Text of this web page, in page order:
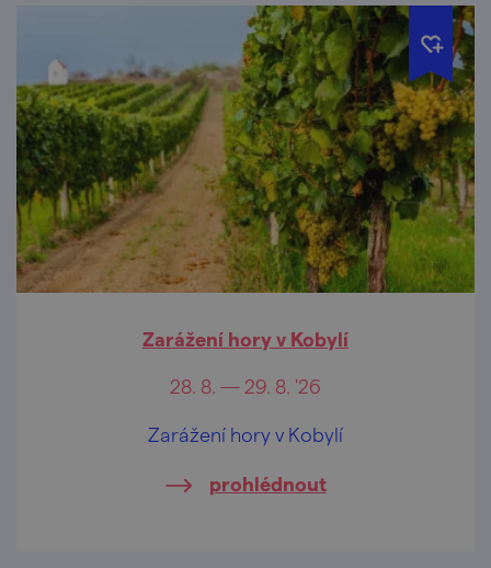
Zarážení hory v Kobylí
28. 8. — 29. 8. '26
Zarážení hory v Kobylí
prohlédnout